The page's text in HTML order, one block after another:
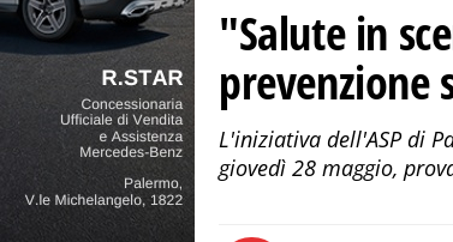
"Salute in
prevenzione
L'iniziativa dell'ASP di
giovedì 28 maggio,